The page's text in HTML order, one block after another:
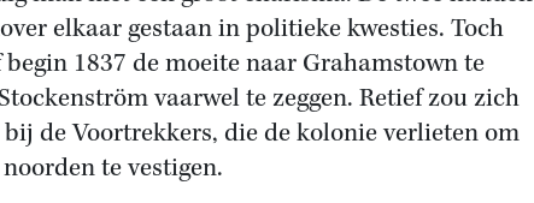
elkaar gestaan in politieke kwesties. Toch
1837 de moeite naar Grahamstown te
vaarwel te zeggen. Retief zou zich
de Voortrekkers, die de kolonie verlieten om
te vestigen.